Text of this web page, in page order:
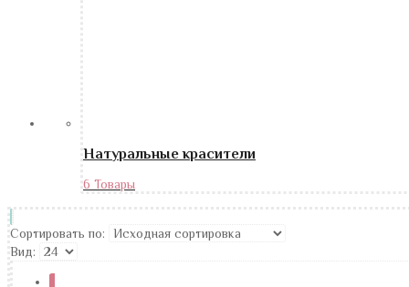
Натуральные красители
6 Товары
Сортировать по:
Вид: